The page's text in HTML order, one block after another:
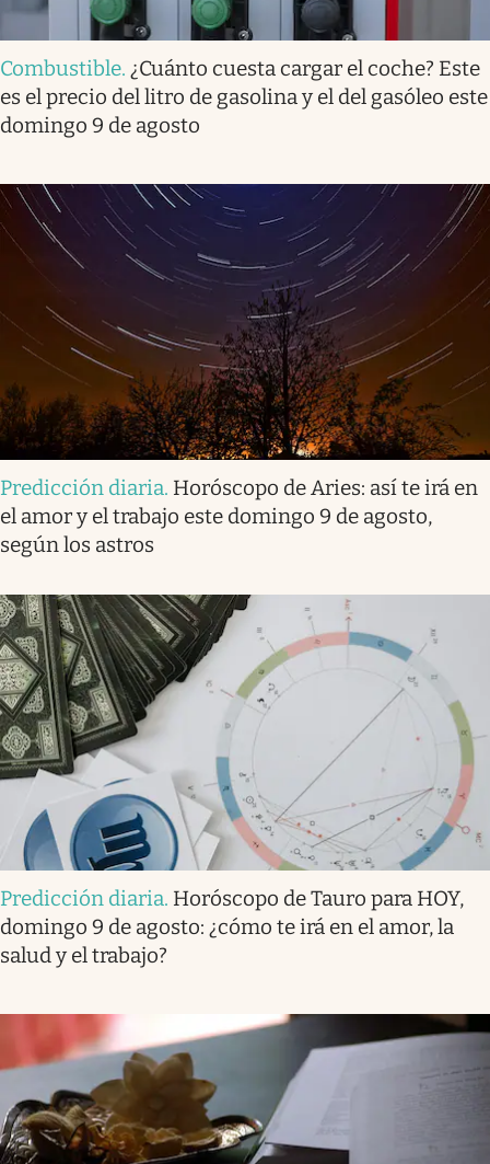
Combustible. ¿Cuánto cuesta cargar el coche? Este
es el precio del litro de gasolina y el del gasóleo este
domingo 9 de agosto
Predicción diaria. Horóscopo de Aries: así te irá en
el amor y el trabajo este domingo 9 de agosto,
según los astros
Predicción diaria. Horóscopo de Tauro para HOY,
domingo 9 de agosto: ¿cómo te irá en el amor, la
salud y el trabajo?